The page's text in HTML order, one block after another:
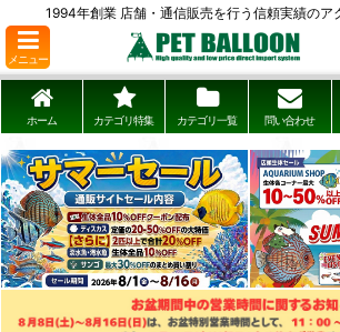
1994年創業 店舗・通信販売を行う信頼実績のア
メニュー
ホーム カテゴリ特集 カテゴリ一覧 問い合わせ